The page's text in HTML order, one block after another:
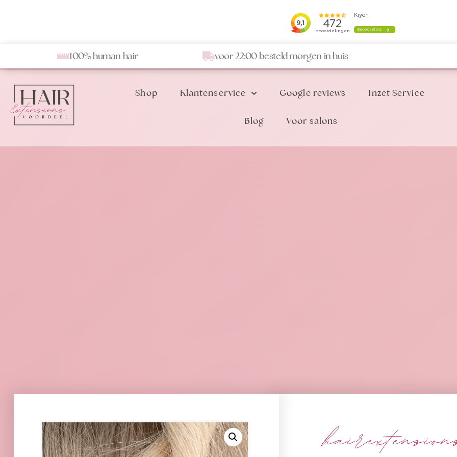
100% human hair voor 22:00 besteld morgen in huis
Shop Klantenservice Google reviews Inzet Service
Blog Voor salons